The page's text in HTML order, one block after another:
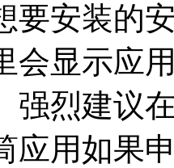
要安装的
会显示应
强烈建议
应用如果